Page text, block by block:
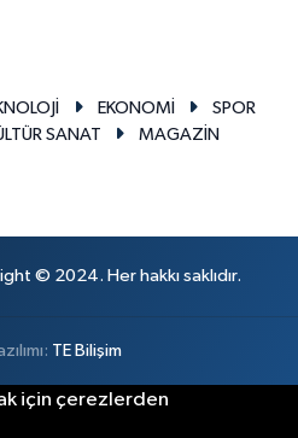
EKONOMİ
SPOR
SANAT
MAGAZİN
© 2024. Her hakkı saklıdır.
TE Bilişim
için çerezlerden